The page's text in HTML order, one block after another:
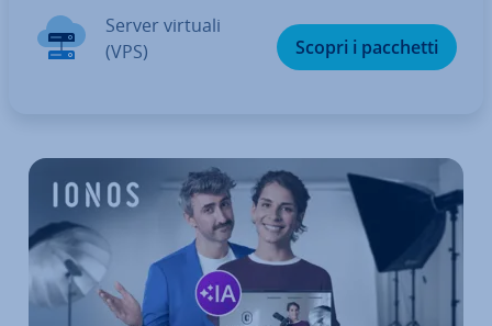
Server virtuali
(VPS)
Scopri i pacchetti